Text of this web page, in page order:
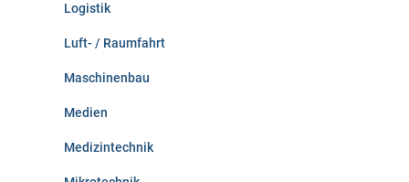
Logistik
Luft- / Raumfahrt
Maschinenbau
Medien
Medizintechnik